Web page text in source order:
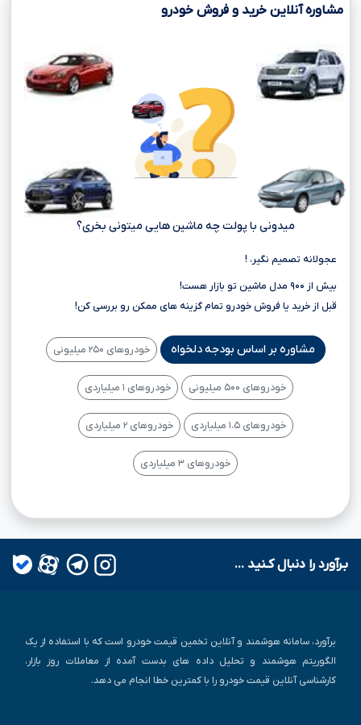
مشاوره آنلاین خرید و فروش خودرو
میدونی با پولت چه ماشین هایی میتونی بخری؟
عجولانه تصمیم نگیر، !
بیش از ۹۰۰ مدل ماشین تو بازار هست!
قبل از خرید یا فروش خودرو تمام گزینه های ممکن رو بررسی کن!
مشاوره بر اساس بودجه دلخواه خودروهای ۲۵۰ میلیونی
خودروهای ۵۰۰ میلیونی خودروهای ۱ میلیاردی
خودروهای ۱.۵ میلیاردی خودروهای ۲ میلیاردی
خودروهای ۳ میلیاردی
بـرآورد را دنبال کـنید ...
برآورد، سامانه هوشمند و آنلاین تخمین قیمت خودرو است که با استفاده از یک
الگوریتم هوشمند و تحلیل داده های بدست آمده از معاملات روز بازار،
کارشناسی آنلاین قیمت خودرو را با کمترین خطا انجام می دهد.